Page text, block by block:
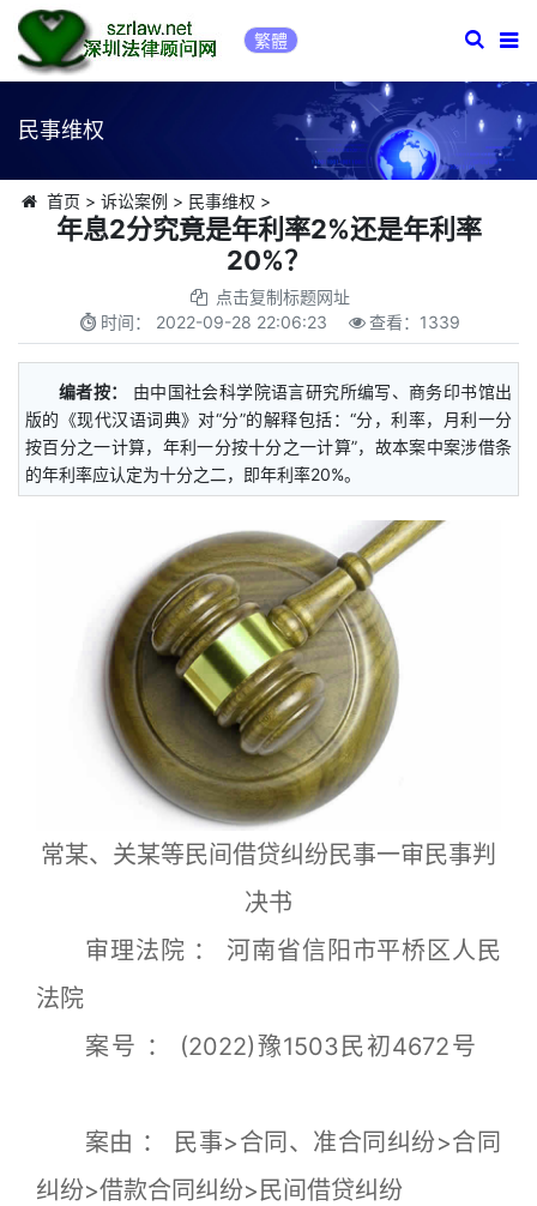
繁體
民事维权
首页 > 诉讼案例 > 民事维权 >
年息2分究竟是年利率2%还是年利率
20%？
点击复制标题网址
时间： 2022-09-28 22:06:23 查看： 1339
编者按：
由中国社会科学院语言研究所编写、商务印书馆出
版的《现代汉语词典》对“分”的解释包括：“分，利率，月利一分
按百分之一计算，年利一分按十分之一计算”，故本案中案涉借条
的年利率应认定为十分之二，即年利率20%。
常某、关某等民间借贷纠纷民事一审民事判
决书
审理法院 ： 河南省信阳市平桥区人民
法院
案号 ： (2022)豫1503民初4672号
案由 ： 民事>合同、准合同纠纷>合同
纠纷>借款合同纠纷>民间借贷纠纷